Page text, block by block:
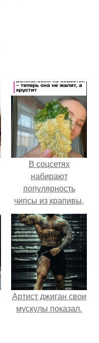
В соцсетях
набирают
популярность
чипсы из крапивы,
которые
пользователи в
комментариях
называют
неожиданно
вкусными.
Артист джиган свои
мускулы показал.